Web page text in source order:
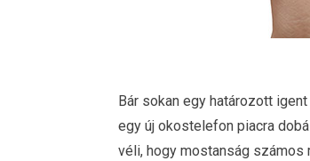
Bár sokan egy határozott
egy új okostelefon piacra
véli, hogy mostanság számos